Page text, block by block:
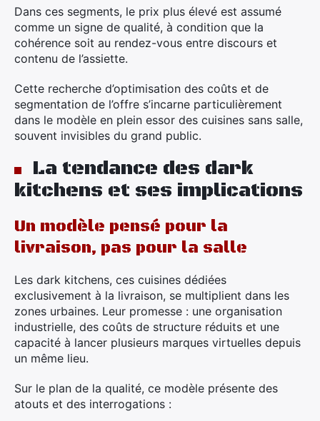
Dans ces segments, le prix plus élevé est assumé
comme un signe de qualité, à condition que la
cohérence soit au rendez-vous entre discours et
contenu de l’assiette.
Cette recherche d’optimisation des coûts et de
segmentation de l’offre s’incarne particulièrement
dans le modèle en plein essor des cuisines sans salle,
souvent invisibles du grand public.
La tendance des dark
kitchens et ses implications
Un modèle pensé pour la
livraison, pas pour la salle
Les dark kitchens, ces cuisines dédiées
exclusivement à la livraison, se multiplient dans les
zones urbaines. Leur promesse : une organisation
industrielle, des coûts de structure réduits et une
capacité à lancer plusieurs marques virtuelles depuis
un même lieu.
Sur le plan de la qualité, ce modèle présente des
atouts et des interrogations :